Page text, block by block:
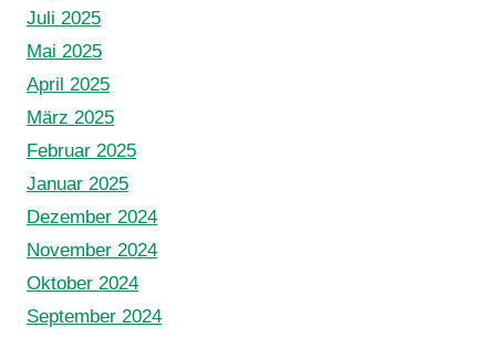
Juli 2025
Mai 2025
April 2025
März 2025
Februar 2025
Januar 2025
Dezember 2024
November 2024
Oktober 2024
September 2024